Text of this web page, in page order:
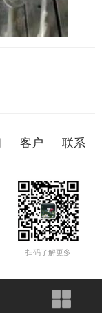
客户 联系
扫码了解更多